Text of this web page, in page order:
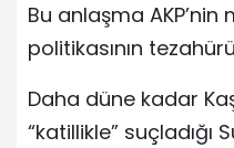
Bu anlaşma AKP’nin
politikasının
Daha düne kadar
“katillikle” suçladığı